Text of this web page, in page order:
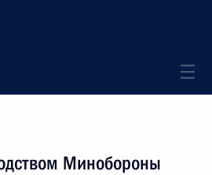
Минобороны